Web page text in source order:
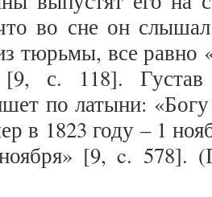
во сне он
тюрьмы, все равно
[9, с. 118].
по латыни:
в 1823 году – 1
[9, c. 578].